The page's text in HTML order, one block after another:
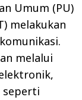
Umum (PU)
melakukan
melalui
seperti